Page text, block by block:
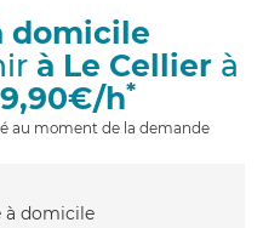
i
domicile
à Le Cellier à
h*
au moment de la demande